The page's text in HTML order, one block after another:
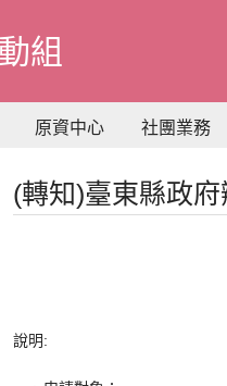
組
原資中心 社團業務
(轉知)臺東縣政
說明: